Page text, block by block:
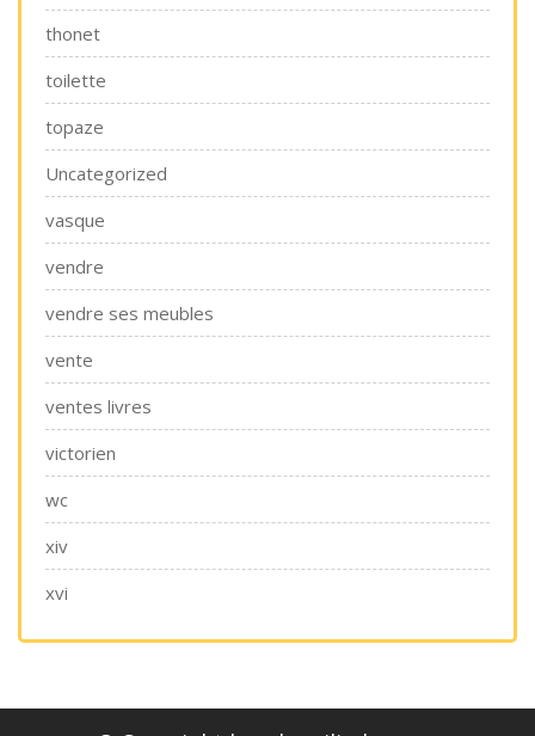
thonet
toilette
topaze
Uncategorized
vasque
vendre
vendre ses meubles
vente
ventes livres
victorien
wc
xiv
xvi